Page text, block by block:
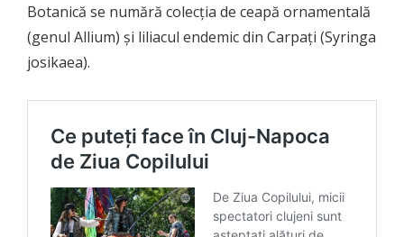
Botanică se numără colecția de ceapă ornamentală
(genul Allium) și liliacul endemic din Carpați (Syringa
josikaea).